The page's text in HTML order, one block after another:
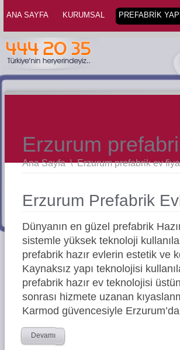
ANA SAYFA KURUMSAL PREFABRİK
Erzurum
Ana Sayfa \Erzurum prefabrik ev
Erzurum Prefabrik
Dünyanın en güzel prefabrik
sistemle yüksek teknoloji
prefabrik hazır evlerin estetik ve
Kaynaksız yapı teknolojisi
prefabrik hazır ev teknolojisi
sonrası hizmete uzanan
Karmod güvencesiyle
Devamı